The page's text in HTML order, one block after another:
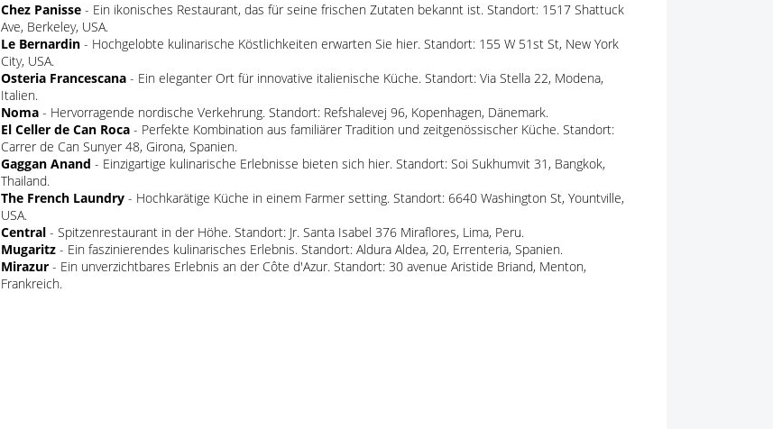
Chez Panisse - Ein ikonisches Restaurant, das für seine frischen Zutaten bekannt ist. Standort: 1517 Shattuck
Ave, Berkeley, USA.
Le Bernardin - Hochgelobte kulinarische Köstlichkeiten erwarten Sie hier. Standort: 155 W 51st St, New York
City, USA.
Osteria Francescana - Ein eleganter Ort für innovative italienische Küche. Standort: Via Stella 22, Modena,
Italien.
Noma - Hervorragende nordische Verkehrung. Standort: Refshalevej 96, Kopenhagen, Dänemark.
El Celler de Can Roca - Perfekte Kombination aus familiärer Tradition und zeitgenössischer Küche. Standort:
Carrer de Can Sunyer 48, Girona, Spanien.
Gaggan Anand - Einzigartige kulinarische Erlebnisse bieten sich hier. Standort: Soi Sukhumvit 31, Bangkok,
Thailand.
The French Laundry - Hochkarätige Küche in einem Farmer setting. Standort: 6640 Washington St, Yountville,
USA.
Central - Spitzenrestaurant in der Höhe. Standort: Jr. Santa Isabel 376 Miraflores, Lima, Peru.
Mugaritz - Ein faszinierendes kulinarisches Erlebnis. Standort: Aldura Aldea, 20, Errenteria, Spanien.
Mirazur - Ein unverzichtbares Erlebnis an der Côte d'Azur. Standort: 30 avenue Aristide Briand, Menton,
Frankreich.